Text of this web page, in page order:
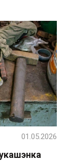
01.05.2026